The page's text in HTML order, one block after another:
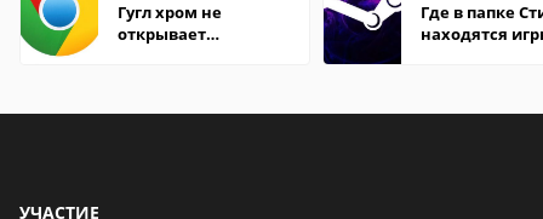
Гугл хром не
открывает
Где в папке
находятся
УЧАСТИЕ